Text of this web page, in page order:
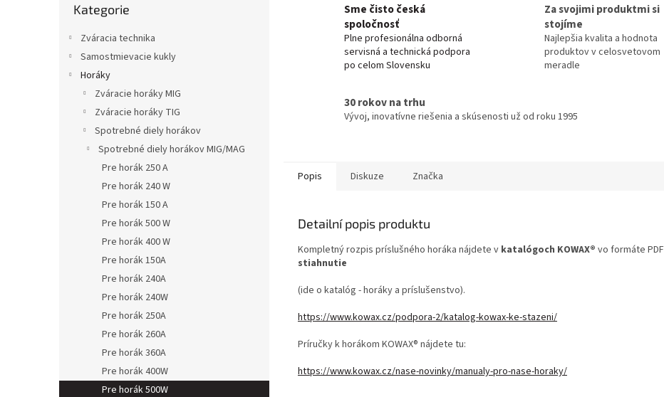
kategorie
Kategorie
Zváracia technika
Samostmievacie kukly
Horáky
Zváracie horáky MIG
Zváracie horáky TIG
Spotrebné diely horákov
Spotrebné diely horákov MIG/MAG
Pre horák 250 A
Pre horák 240 W
Pre horák 150 A
Pre horák 500 W
Pre horák 400 W
Pre horák 150A
Pre horák 240A
Pre horák 240W
Pre horák 250A
Pre horák 260A
Pre horák 360A
Pre horák 400W
Pre horák 500W
Sme čisto česká
spoločnosť
Plne profesionálna odborná
servisná a technická podpora
po celom Slovensku
Za svojimi produktmi si
stojíme
Najlepšia kvalita a hodnota
produktov v celosvetovom
meradle
30 rokov na trhu
Vývoj, inovatívne riešenia a skúsenosti už od roku 1995
Popis Diskuze Značka
Detailní popis produktu
Kompletný rozpis príslušného horáka nájdete v katalógoch KOWAX® vo formáte PDF
stiahnutie
(ide o katalóg - horáky a príslušenstvo).
https://www.kowax.cz/podpora-2/katalog-kowax-ke-stazeni/
Príručky k horákom KOWAX® nájdete tu:
https://www.kowax.cz/nase-novinky/manualy-pro-nase-horaky/